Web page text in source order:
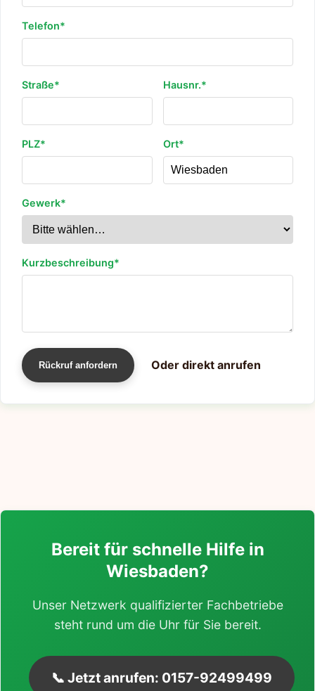
Telefon*
Straße* Hausnr.*
PLZ* Ort*
Gewerk*
Kurzbeschreibung*
Rückruf anfordern Oder direkt anrufen
Bereit für schnelle Hilfe in
Wiesbaden?
Unser Netzwerk qualifizierter Fachbetriebe
steht rund um die Uhr für Sie bereit.
📞 Jetzt anrufen: 0157-92499499